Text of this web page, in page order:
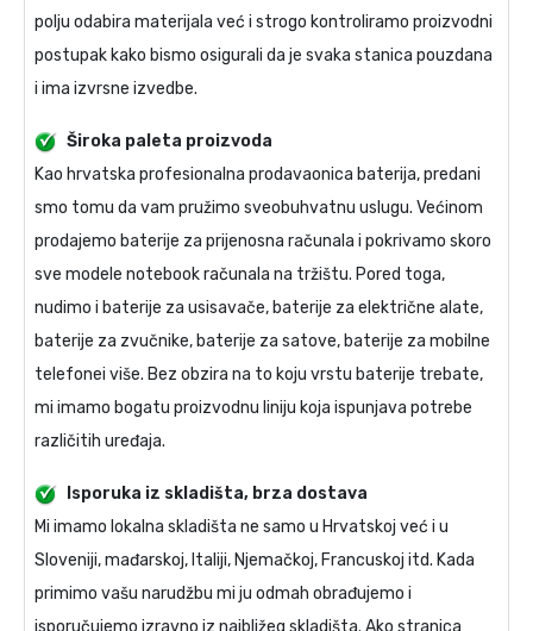
polju odabira materijala već i strogo kontroliramo proizvodni
postupak kako bismo osigurali da je svaka stanica pouzdana
i ima izvrsne izvedbe.
Široka paleta proizvoda
Kao hrvatska profesionalna prodavaonica baterija, predani
smo tomu da vam pružimo sveobuhvatnu uslugu. Većinom
prodajemo baterije za prijenosna računala i pokrivamo skoro
sve modele notebook računala na tržištu. Pored toga,
nudimo i baterije za usisavače, baterije za električne alate,
baterije za zvučnike, baterije za satove, baterije za mobilne
telefonei više. Bez obzira na to koju vrstu baterije trebate,
mi imamo bogatu proizvodnu liniju koja ispunjava potrebe
različitih uređaja.
Isporuka iz skladišta, brza dostava
Mi imamo lokalna skladišta ne samo u Hrvatskoj već i u
Sloveniji, mađarskoj, Italiji, Njemačkoj, Francuskoj itd. Kada
primimo vašu narudžbu mi ju odmah obrađujemo i